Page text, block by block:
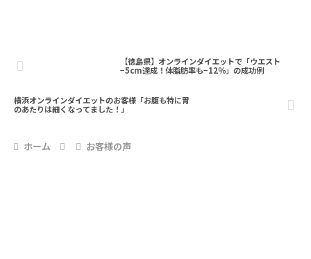
【徳島県】オンラインダイエットで「ウエスト
−5cm達成！体脂肪率も−12％」の成功例
横浜オンラインダイエットのお客様「お腹も特に胃
のあたりは細くなってました！」
ホーム お客様の声